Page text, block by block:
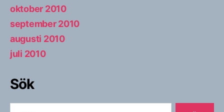
oktober 2010
september 2010
augusti 2010
juli 2010
Sök